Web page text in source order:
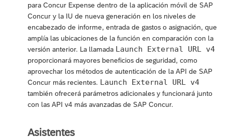
para Concur Expense dentro de la aplicación móvil de SAP
Concur y la IU de nueva generación en los niveles de
encabezado de informe, entrada de gastos o asignación, que
amplía las ubicaciones de la función en comparación con la
versión anterior. La llamada Launch External URL v4
proporcionará mayores beneficios de seguridad, como
aprovechar los métodos de autenticación de la API de SAP
Concur más recientes. Launch External URL v4
también ofrecerá parámetros adicionales y funcionará junto
con las API v4 más avanzadas de SAP Concur.
Asistentes